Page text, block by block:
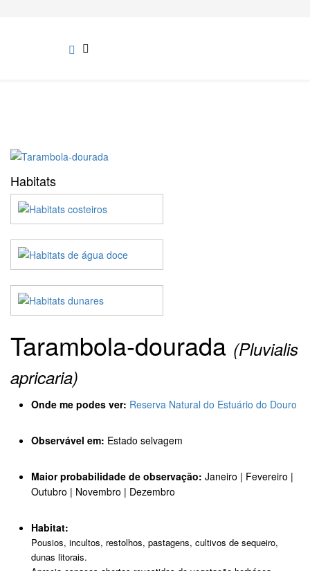
Habitats
Tarambola-dourada (Pluvialis
apricaria)
Onde me podes ver: Reserva Natural do Estuário do Douro
Observável em: Estado selvagem
Maior probabilidade de observação: Janeiro | Fevereiro |
Outubro | Novembro | Dezembro
Habitat:
Pousios, incultos, restolhos, pastagens, cultivos de sequeiro,
dunas litorais.